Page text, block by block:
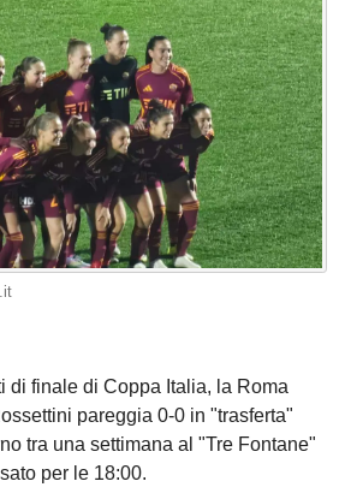
di finale di Coppa Italia, la Roma
pareggia 0-0 in "trasferta"
tra una settimana al "Tre Fontane"
per le 18:00.